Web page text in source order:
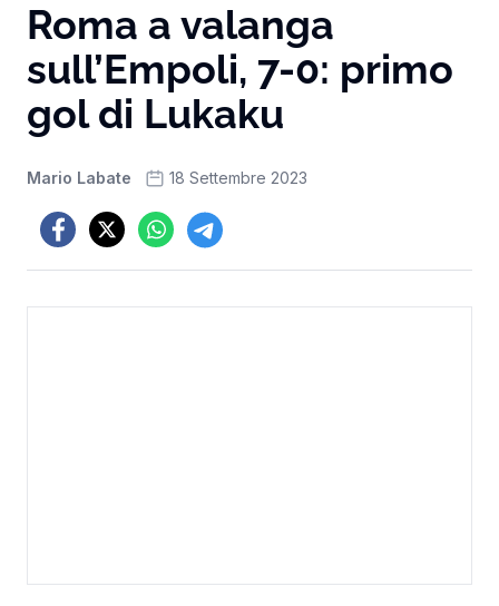
Roma a valanga
sull’Empoli, 7-0: primo
gol di Lukaku
Mario Labate 18 Settembre 2023